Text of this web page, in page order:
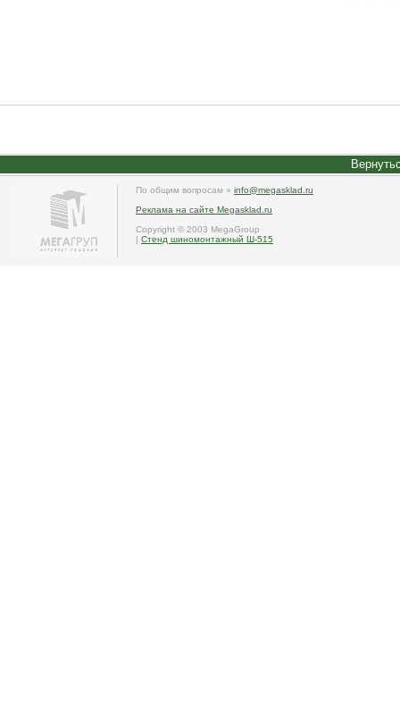
По общим вопросам » info@megasklad.ru
Реклама на сайте Megasklad.ru
Copyright © 2003 MegaGroup
| Стенд шиномонтажный Ш-515